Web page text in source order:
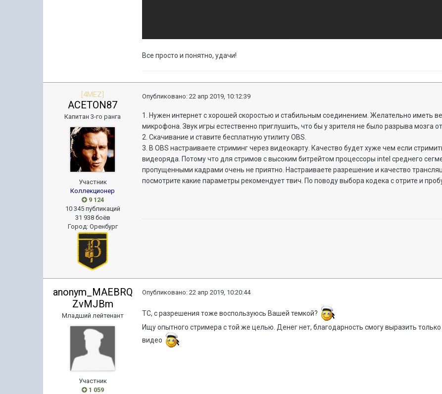
Все просто и понятно, удачи!
[4MEZ]
ACETON87
Капитан 3-го ранга
Участник
Коллекционер
9 124
10 345 публикаций
31 938 боёв
Город: Оренбург
Опубликовано:22 апр 2019, 10:12:39
1. Нужен интернет с хорошей скоростью и стабильным соединением. Желательно иметь
микрофона. Звук игры естественно приглушить, что бы у зрителя не было разрыва мозга
2. Скачивание и ставите бесплатную утилиту OBS.
3. В OBS настраиваете стриминг через видеокарту. Качество будет хуже чем если
видеоряда. Потому что для стримов с высоким битрейтом процессоры intel среднего
пропущенными кадрами очень не приятно. Настраиваете разрешение и качество
посмотрите какие параметры рекомендует твич. По поводу выбора кодека с отрите и
anonym_MAEBRQ
ZvMJBm
Младший лейтенант
Участник
1 059
Опубликовано:22 апр 2019, 10:20:44
ТС, с разрешения тоже воспользуюсь Вашей темкой?
Ищу опытного стримера с той же целью. Денег нет, благодарность смогу выразить
видео